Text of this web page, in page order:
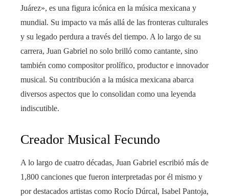
Juárez», es una figura icónica en la música mexicana y
mundial. Su impacto va más allá de las fronteras culturales
y su legado perdura a través del tiempo. A lo largo de su
carrera, Juan Gabriel no solo brilló como cantante, sino
también como compositor prolífico, productor e innovador
musical. Su contribución a la música mexicana abarca
diversos aspectos que lo consolidan como una leyenda
indiscutible.
Creador Musical Fecundo
A lo largo de cuatro décadas, Juan Gabriel escribió más de
1,800 canciones que fueron interpretadas por él mismo y
por destacados artistas como Rocío Dúrcal, Isabel Pantoja,